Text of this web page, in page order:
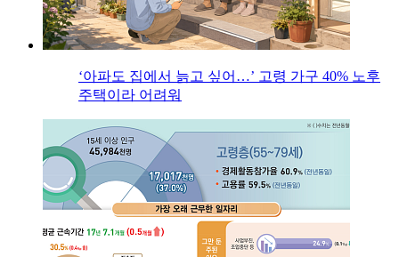
‘아파도 집에서 늙고 싶어…’ 고령 가구 40% 노후
주택이라 어려워